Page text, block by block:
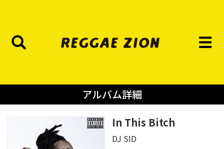
アルバム詳細
In This Bitch
DJ SID